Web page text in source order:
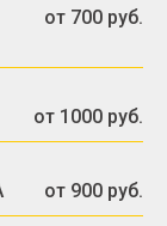
от 700 руб.
от 1000 руб.
от 900 руб.